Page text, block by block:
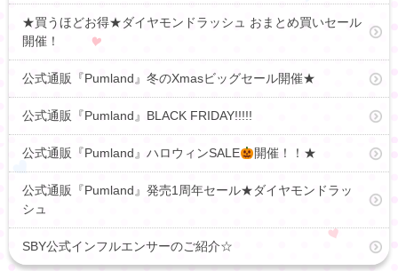
★買うほどお得★ダイヤモンドラッシュ おまとめ買いセール
開催！
公式通販『Pumland』冬のXmasビッグセール開催★
公式通販『Pumland』BLACK FRIDAY!!!!!
公式通販『Pumland』ハロウィンSALE 開催！！★
公式通販『Pumland』発売1周年セール★ダイヤモンドラッ
シュ
SBY公式インフルエンサーのご紹介☆